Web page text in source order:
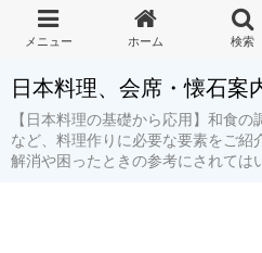
日本料理、会席・懐石案
【日本料理の基礎から応用】和食
など、料理作りに必要な要素をご紹
解消や困ったときの参考にされては